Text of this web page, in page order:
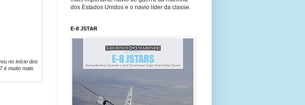
no início dos
é muito mais
dos Estados Unidos e o navio líder da classe.
E-8 JSTAR